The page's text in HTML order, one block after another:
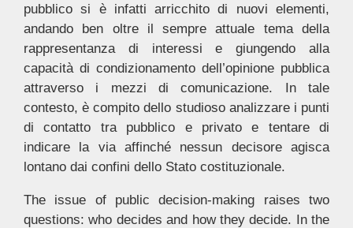
pubblico si è infatti arricchito di nuovi elementi,
andando ben oltre il sempre attuale tema della
rappresentanza di interessi e giungendo alla
capacità di condizionamento dell’opinione pubblica
attraverso i mezzi di comunicazione. In tale
contesto, è compito dello studioso analizzare i punti
di contatto tra pubblico e privato e tentare di
indicare la via affinché nessun decisore agisca
lontano dai confini dello Stato costituzionale.
The issue of public decision-making raises two
questions: who decides and how they decide. In the